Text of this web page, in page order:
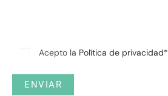
Acepto la Política de privacidad*